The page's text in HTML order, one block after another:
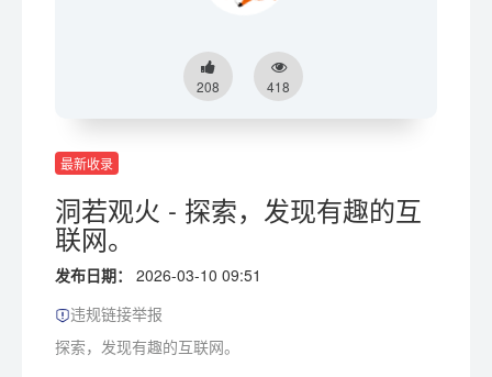
208 418
最新收录
洞若观火 - 探索，发现有趣的互
联网。
发布日期：
2026-03-10 09:51
违规链接举报
探索，发现有趣的互联网。